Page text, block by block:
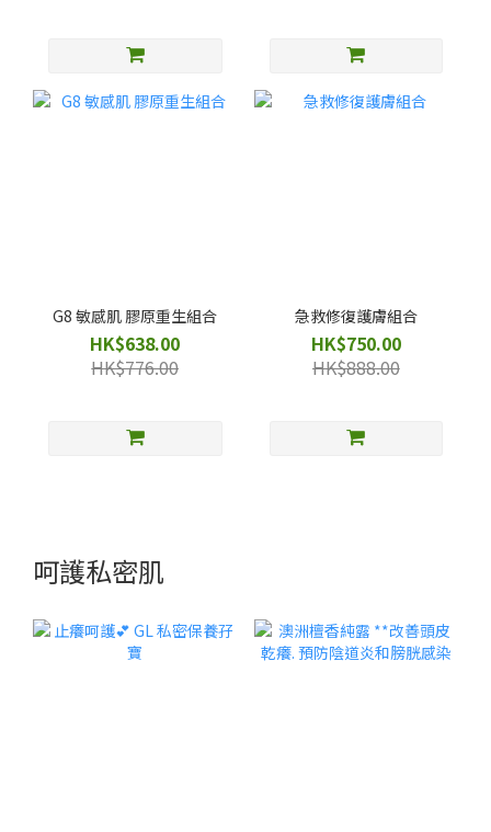
G8 敏感肌 膠原重生組合
HK$638.00
HK$776.00
急救修復護膚組合
HK$750.00
HK$888.00
呵護私密肌